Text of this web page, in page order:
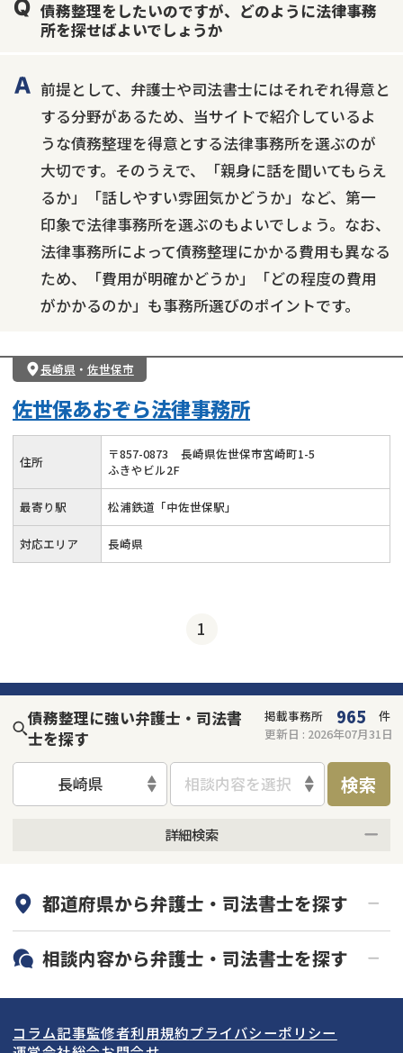
債務整理をしたいのですが、どのように法律事務
所を探せばよいでしょうか
前提として、弁護士や司法書士にはそれぞれ得意と
する分野があるため、当サイトで紹介しているよ
うな債務整理を得意とする法律事務所を選ぶのが
大切です。そのうえで、「親身に話を聞いてもらえ
るか」「話しやすい雰囲気かどうか」など、第一
印象で法律事務所を選ぶのもよいでしょう。なお、
法律事務所によって債務整理にかかる費用も異なる
ため、「費用が明確かどうか」「どの程度の費用
がかかるのか」も事務所選びのポイントです。
長崎県 ・ 佐世保市
佐世保あおぞら法律事務所
住所 〒857-0873
長崎県佐世保市宮崎町1-5
ふきやビル2F
最寄り駅 松浦鉄道「中佐世保駅」
対応エリア 長崎県
1
債務整理に強い弁護士・司法書
士を探す
掲載事務所 965
件
更新日 : 2026年07月31日
長崎県 相談内容を選択 検索
詳細検索
初回相談無料
土日祝の相談可能
都道府県から弁護士・司法書士を探す
北海道・東北
北海道 青森県
岩手県 宮城県
関東
東京都 神奈川県
東海
相談内容から弁護士・司法書士を探す
任意整理
個人再生
コラム記事監修者利用規約プライバシーポリシー